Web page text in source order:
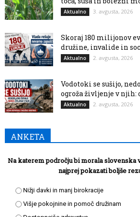
Aktualno 3. avgusta, 2026
Skoraj 180 milijonov
družine, invalide in
Aktualno 2. avgusta, 2026
Vodotoki se sušijo,
ogroža življenje v njih:
Aktualno 2. avgusta, 2026
ANKETA
Na katerem področju bi morala slovenska
najprej pokazati boljše
Nižji davki in manj birokracije
Višje pokojnine in pomoč družinam